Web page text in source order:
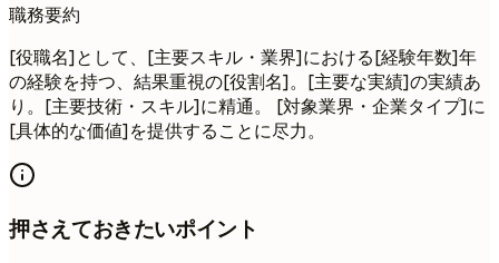
職務要約
[役職名]として、[主要スキル・業界]における[経験年数]年
の経験を持つ、結果重視の[役割名]。[主要な実績]の実績あ
り。[主要技術・スキル]に精通。 [対象業界・企業タイプ]に
[具体的な価値]を提供することに尽力。
押さえておきたいポイント